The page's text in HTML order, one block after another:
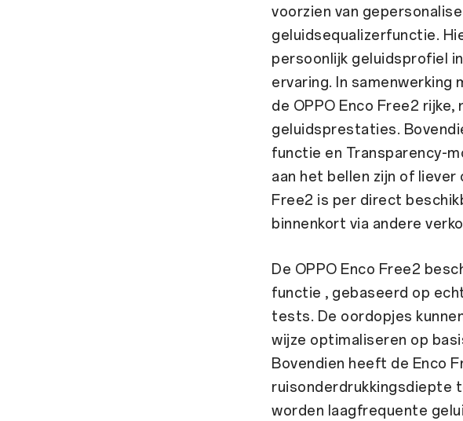
voorzien van
geluidsequalizerfunctie.
persoonlijk geluidsprofiel
ervaring. In samenwerking
de OPPO Enco Free2
geluidsprestaties.
functie en Transparency-
aan het bellen zijn of liever
Free2 is per direct
binnenkort via andere
De OPPO Enco Free2
functie , gebaseerd op
tests. De oordopjes
wijze optimaliseren op
Bovendien heeft de Enco
ruisonderdrukkingsdiepte
worden laagfrequente